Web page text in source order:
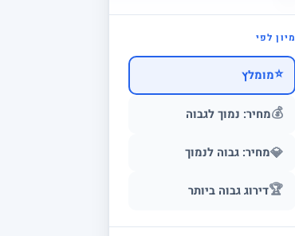
מיון לפי
⭐מומלץ
💰מחיר: נמוך לגבוה
💎מחיר: גבוה לנמוך
🏆דירוג גבוה ביותר